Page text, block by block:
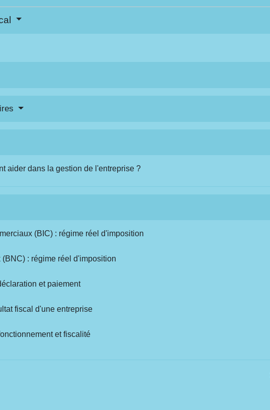
aider dans la gestion de l'entreprise ?
(BIC) : régime réel d'imposition
: régime réel d'imposition
et paiement
fiscal d'une entreprise
et fiscalité